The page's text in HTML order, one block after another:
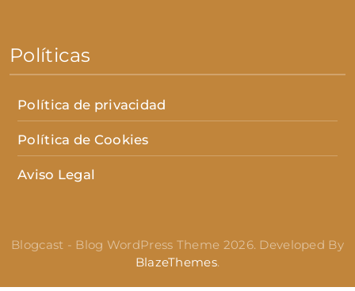
Políticas
Política de privacidad
Política de Cookies
Aviso Legal
Blogcast - Blog WordPress Theme 2026. Developed By
BlazeThemes.